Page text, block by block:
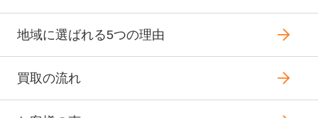
地域に選ばれる5つの理由
買取の流れ